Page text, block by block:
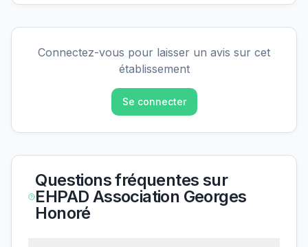
Connectez-vous pour laisser un avis sur cet
établissement
Se connecter
Questions fréquentes sur
EHPAD Association Georges
Honoré